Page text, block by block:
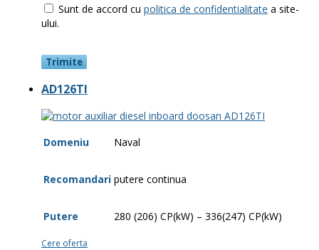
Sunt de accord cu politica de confidentialitate a site-
ului.
AD126TI
Domeniu Naval
Recomandari putere continua
Putere 280 (206) CP(kW) – 336(247) CP(kW)
Cere oferta